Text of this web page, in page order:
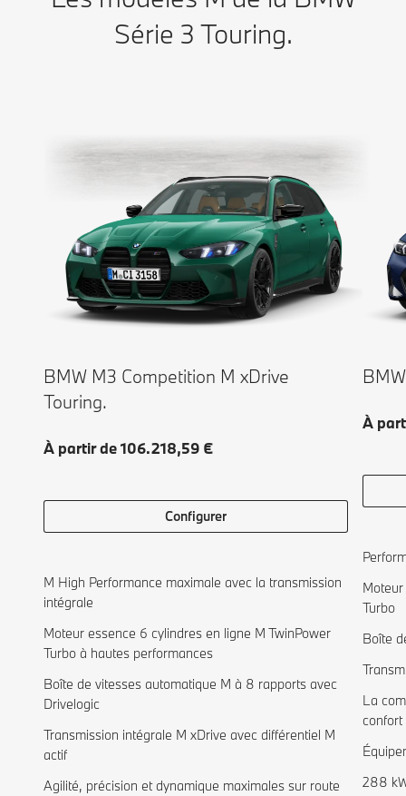
Série 3 Touring.
BMW M3 Competition M xDrive
Touring.
À partir de 106.218,59 €
Configurer
M High Performance maximale avec la transmission
intégrale
Moteur essence 6 cylindres en ligne M TwinPower
Turbo à hautes performances
Boîte de vitesses automatique M à 8 rapports avec
Drivelogic
Transmission intégrale M xDrive avec différentiel M
actif
Agilité, précision et dynamique maximales sur route
À
Turbo
Boîte
La
288